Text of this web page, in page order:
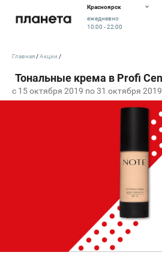
Красноярск
ежедневно
10:00 - 22:00
c 15 октября 2019 по 31 октября 2019
Главная Акции